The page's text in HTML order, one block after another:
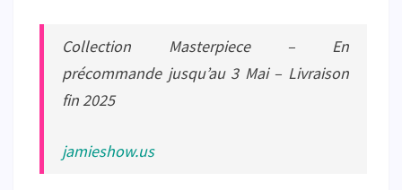
Collection Masterpiece – En
précommande jusqu’au 3 Mai – Livraison
fin 2025
jamieshow.us